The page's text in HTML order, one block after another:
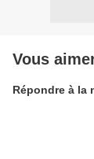
Vous
Répondre à la